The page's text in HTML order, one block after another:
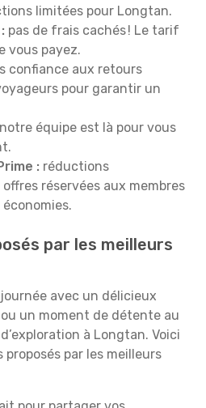
limitées pour Longtan.
pas de frais cachés ! Le tarif
vous payez.
confiance aux retours
pour garantir un
notre équipe est là pour vous
: réductions
réservées aux membres
par les meilleurs
avec un délicieux
un moment de détente au
à Longtan. Voici
par les meilleurs